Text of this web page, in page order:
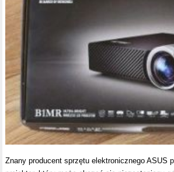
Znany producent sprzętu elektronicznego ASUS